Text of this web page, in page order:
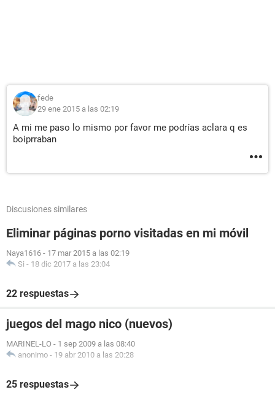
fede
29 ene 2015 a las 02:19
A mi me paso lo mismo por favor me podrías aclara q es
boiprraban
Discusiones similares
Eliminar páginas porno visitadas en mi móvil
Naya1616 - 17 mar 2015 a las 02:19
Si - 18 dic 2017 a las 23:04
22 respuestas
juegos del mago nico (nuevos)
MARINEL-LO - 1 sep 2009 a las 08:40
anonimo - 19 abr 2010 a las 20:28
25 respuestas